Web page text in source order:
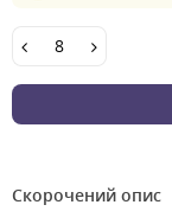
Скорочений опис